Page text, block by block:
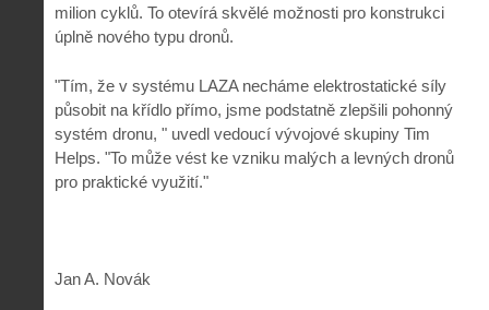
milion cyklů. To otevírá skvělé možnosti pro konstrukci
úplně nového typu dronů.
"Tím, že v systému LAZA necháme elektrostatické síly
působit na křídlo přímo, jsme podstatně zlepšili pohonný
systém dronu, " uvedl vedoucí vývojové skupiny Tim
Helps. "To může vést ke vzniku malých a levných dronů
pro praktické využití."
Jan A. Novák